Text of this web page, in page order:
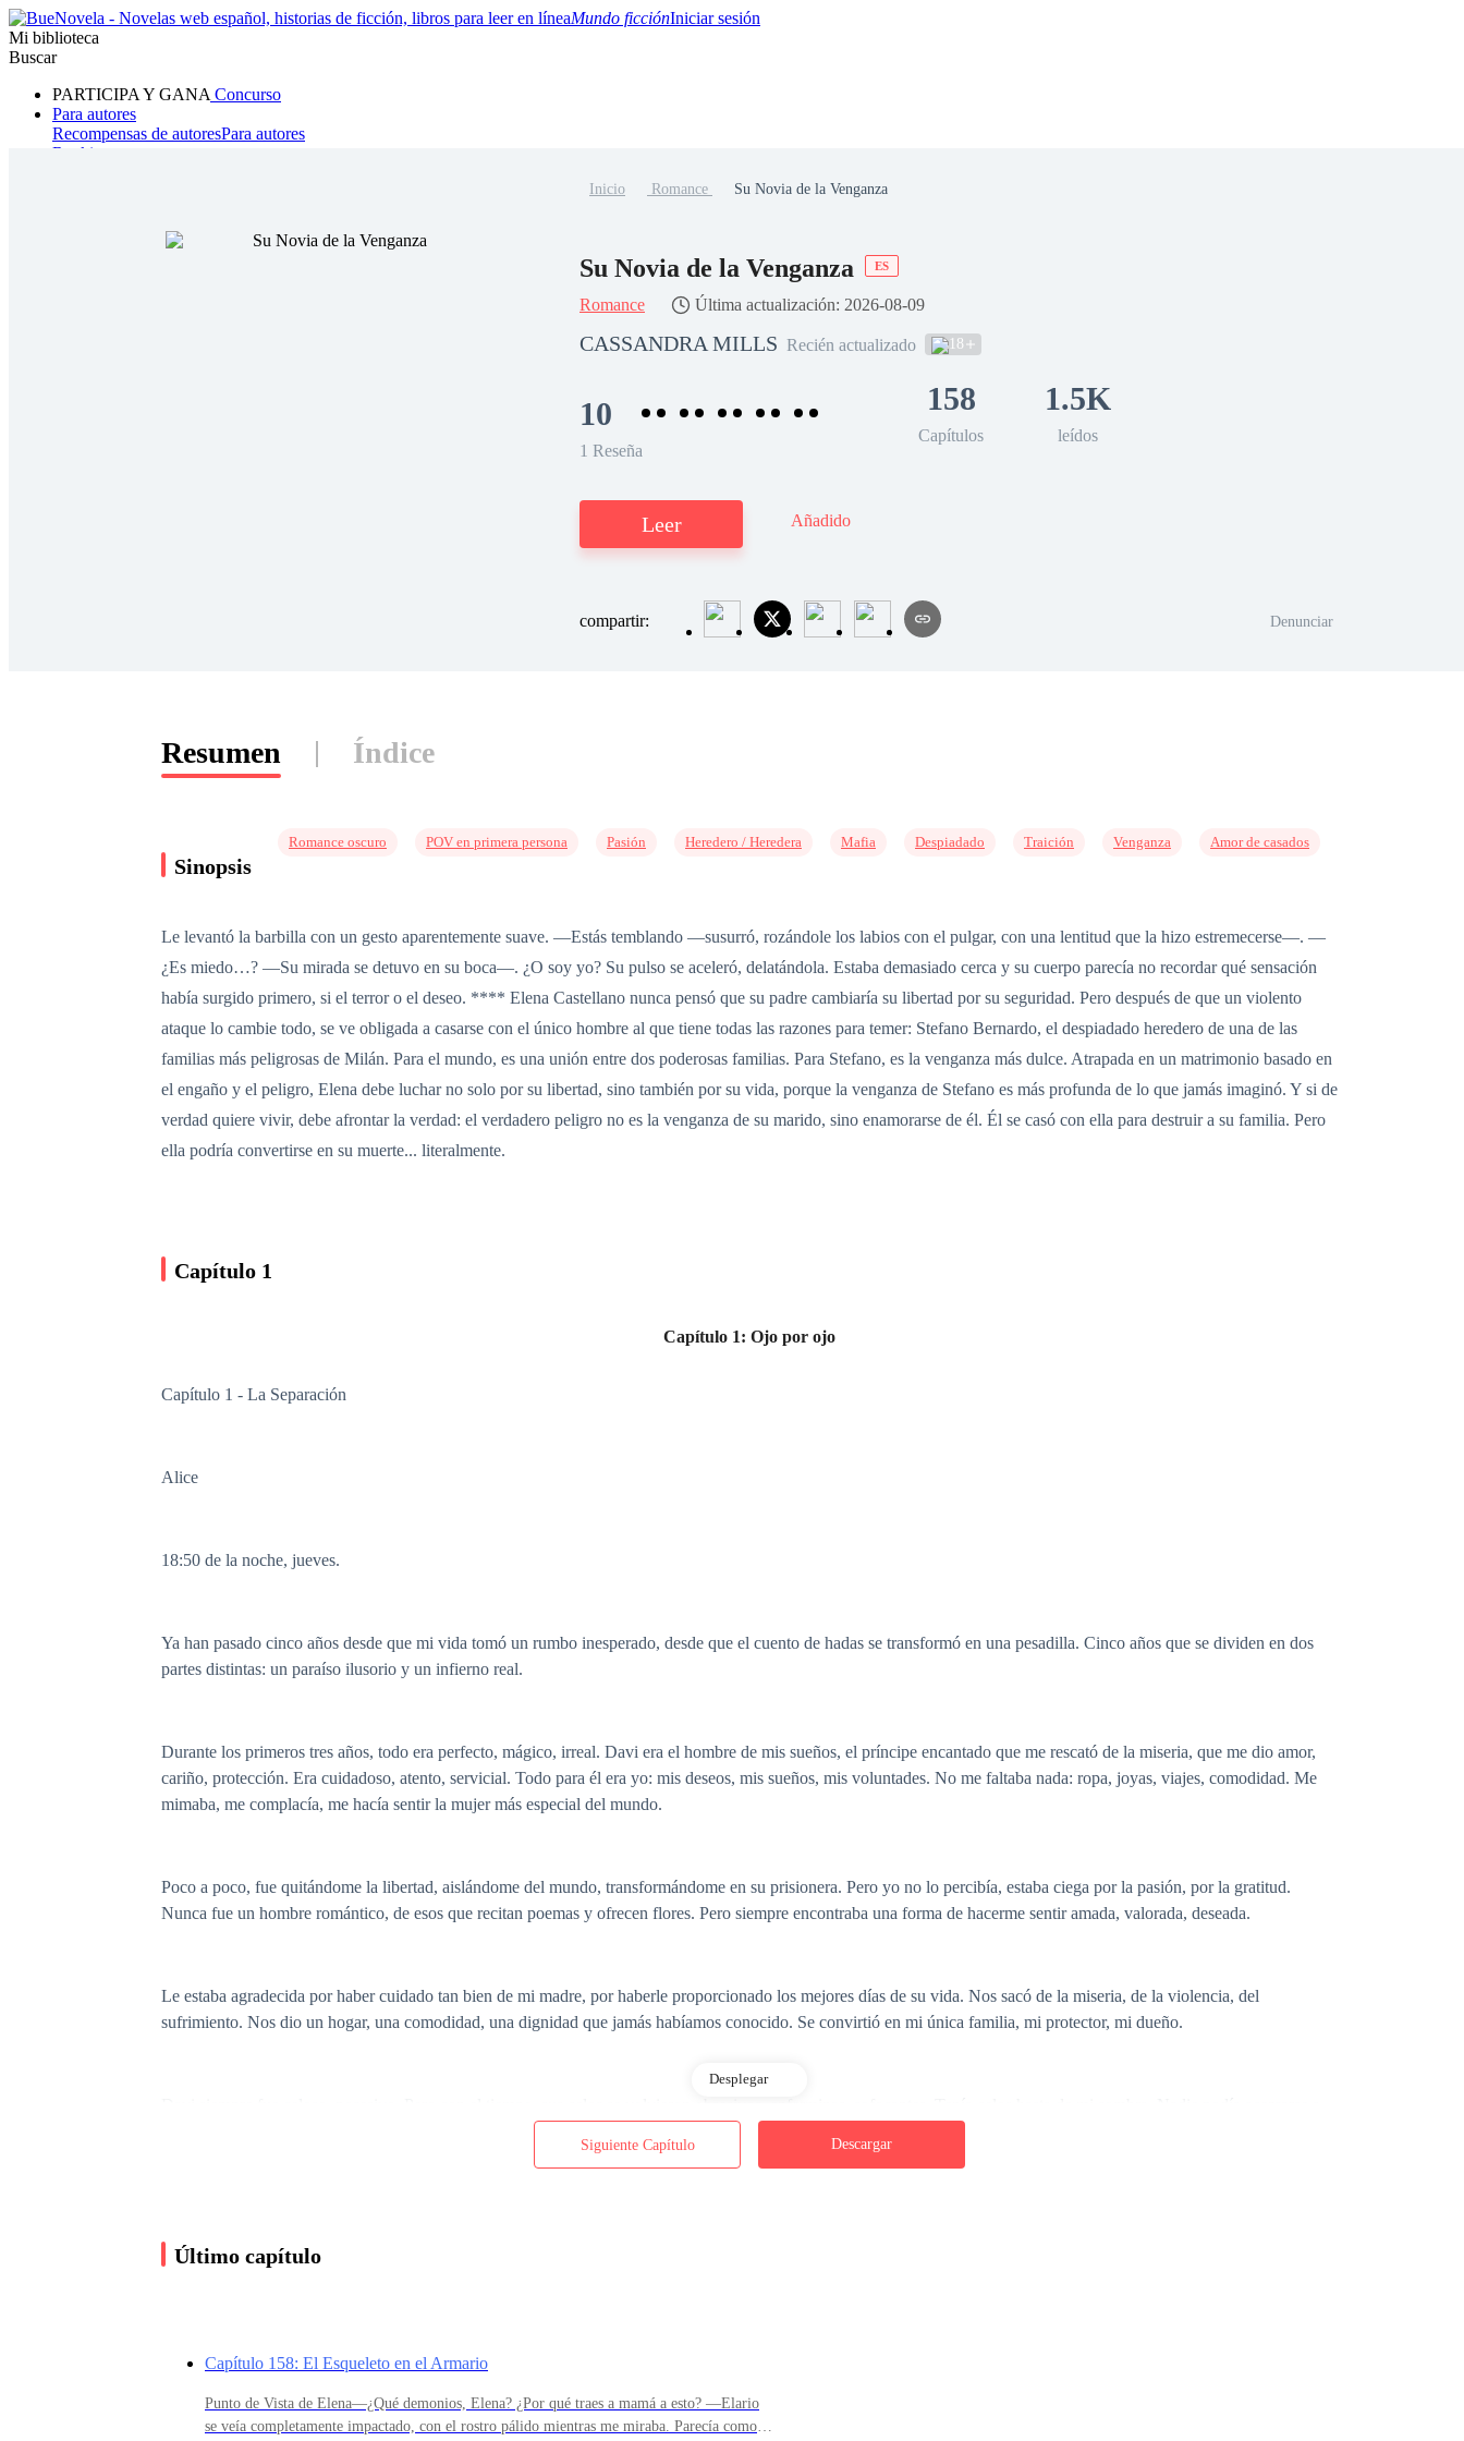
Mundo ficciónIniciar sesión
Mi biblioteca
Buscar
PARTICIPA Y GANA Concurso
Para autores
Recompensas de autoresPara autores
Ranking
Hombre loboMafia Sistema Fantasía
Inicio Romance Su Novia de la Venganza
Su Novia de la Venganza ES
Romance Última actualización: 2026-08-09
CASSANDRA MILLS Recién actualizado 18
10
1 Reseña
158
Capítulos
1.5K
leídos
Leer Añadido
compartir: Denunciar
Resumen Índice
Sinopsis
Romance oscuro POV en primera persona Pasión Heredero / Heredera Mafia Despiadado Traición Venganza Amor de casados
Le levantó la barbilla con un gesto aparentemente suave. —Estás temblando —susurró, rozándole los labios con el pulgar, con una lentitud que la hizo estremecerse—. —
¿Es miedo…? —Su mirada se detuvo en su boca—. ¿O soy yo? Su pulso se aceleró, delatándola. Estaba demasiado cerca y su cuerpo parecía no recordar qué sensación
había surgido primero, si el terror o el deseo. **** Elena Castellano nunca pensó que su padre cambiaría su libertad por su seguridad. Pero después de que un violento
ataque lo cambie todo, se ve obligada a casarse con el único hombre al que tiene todas las razones para temer: Stefano Bernardo, el despiadado heredero de una de las
familias más peligrosas de Milán. Para el mundo, es una unión entre dos poderosas familias. Para Stefano, es la venganza más dulce. Atrapada en un matrimonio basado en
el engaño y el peligro, Elena debe luchar no solo por su libertad, sino también por su vida, porque la venganza de Stefano es más profunda de lo que jamás imaginó. Y si de
verdad quiere vivir, debe afrontar la verdad: el verdadero peligro no es la venganza de su marido, sino enamorarse de él. Él se casó con ella para destruir a su familia. Pero
ella podría convertirse en su muerte... literalmente.
Capítulo 1
Capítulo 1: Ojo por ojo
Capítulo 1 - La Separación
Alice
18:50 de la noche, jueves.
Ya han pasado cinco años desde que mi vida tomó un rumbo inesperado, desde que el cuento de hadas se transformó en una pesadilla. Cinco años que se dividen en dos
partes distintas: un paraíso ilusorio y un infierno real.
Durante los primeros tres años, todo era perfecto, mágico, irreal. Davi era el hombre de mis sueños, el príncipe encantado que me rescató de la miseria, que me dio amor,
cariño, protección. Era cuidadoso, atento, servicial. Todo para él era yo: mis deseos, mis sueños, mis voluntades. No me faltaba nada: ropa, joyas, viajes, comodidad. Me
mimaba, me complacía, me hacía sentir la mujer más especial del mundo.
Poco a poco, fue quitándome la libertad, aislándome del mundo, transformándome en su prisionera. Pero yo no lo percibía, estaba ciega por la pasión, por la gratitud.
Nunca fue un hombre romántico, de esos que recitan poemas y ofrecen flores. Pero siempre encontraba una forma de hacerme sentir amada, valorada, deseada.
Le estaba agradecida por haber cuidado tan bien de mi madre, por haberle proporcionado los mejores días de su vida. Nos sacó de la miseria, de la violencia, del
sufrimiento. Nos dio un hogar, una comodidad, una dignidad que jamás habíamos conocido. Se convirtió en mi única familia, mi protector, mi dueño.
mí, nadie podía mirarme, tocarme, dirigirme la palabra. No podía sonreírle a nadie, no podía ser amable con nadie. Solo podía salir de casa con él, solo podía hablar con él.
oscuros, su naturaleza diabólica. Conocí sus maldades, sus crueldades, sus asesinatos, sus crímenes. Descubrí que estaba casada con un psicópata, un hombre capaz de
cometer las mayores atrocidades sin sentir remordimiento alguno.
la vida de los demás. Era insano, sádico, perverso. Y no se molestaba en ocultármelo. Al contrario, se enorgullecía de sus maldades, se deleitaba con mi miedo, con mi
angustia.
Desplegar
Siguiente Capítulo Descargar
Último capítulo
Capítulo 158: El Esqueleto en el Armario
Punto de Vista de Elena—¿Qué demonios, Elena? ¿Por qué traes a mamá a esto? —Elario
se veía completamente impactado, con el rostro pálido mientras me miraba. Parecía como si